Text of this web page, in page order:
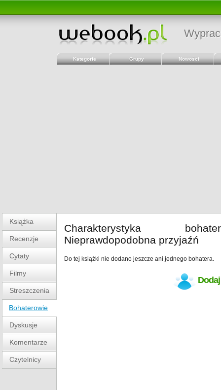
Kategorie Grupy Nowości
Książka
Recenzje
Cytaty
Filmy
Streszczenia
Bohaterowie
Dyskusje
Komentarze
Czytelnicy
Charakterystyka
Nieprawdopodobna przyjaźń
Do tej książki nie dodano jeszcze ani jednego bohatera.